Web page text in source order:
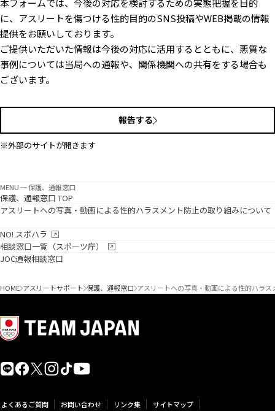
MENU ─ 保護、通報窓口
保護、通報窓口 TOP
アスリートへの写真・動画による性的ハラスメント防止の取り組みについて
NO! スポハラ
相談窓口一覧（スポーツ庁）
JOC通報相談窓口
本フォームでは、今後の対応を検討するための実態把握を目的
に、アスリートを傷つける性的目的のSNS投稿やWEB掲載の情報
提供をお願いしております。
ご提供いただいた情報は今後の対応に活用するとともに、悪質な
事例については当局への通報や、関係機関への共有をする場合も
ございます。
報告する
※外部のサイトが開きます
HOME アスリートサポート 保護、通報窓口 アスリートへの写真・動画による性的ハラ
よくあるご質問 お問い合わせ リンク集 サイトマップ